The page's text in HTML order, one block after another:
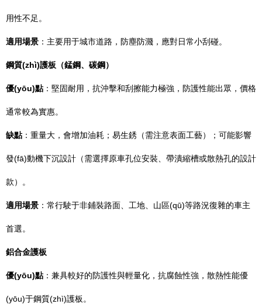
用性不足。
適用場景 ：主要用于城市道路，防塵防濺，應對日常小刮碰。
鋼質(zhì)護板（錳鋼、碳鋼）
優(yōu)點：堅固耐用，抗沖擊和刮擦能力極強，防護性能出眾，價格
通常較為實惠。
缺點：重量大，會增加油耗；易生銹（需注意表面工藝）；可能影響
發(fā)動機下沉設計（需選擇原車孔位安裝、帶潰縮槽或散熱孔的設計
款）。
適用場景 ：常行駛于非鋪裝路面、工地、山區(qū)等路況復雜的車主
首選。
鋁合金護板
優(yōu)點：兼具較好的防護性與輕量化，抗腐蝕性強，散熱性能優
(yōu)于鋼質(zhì)護板。